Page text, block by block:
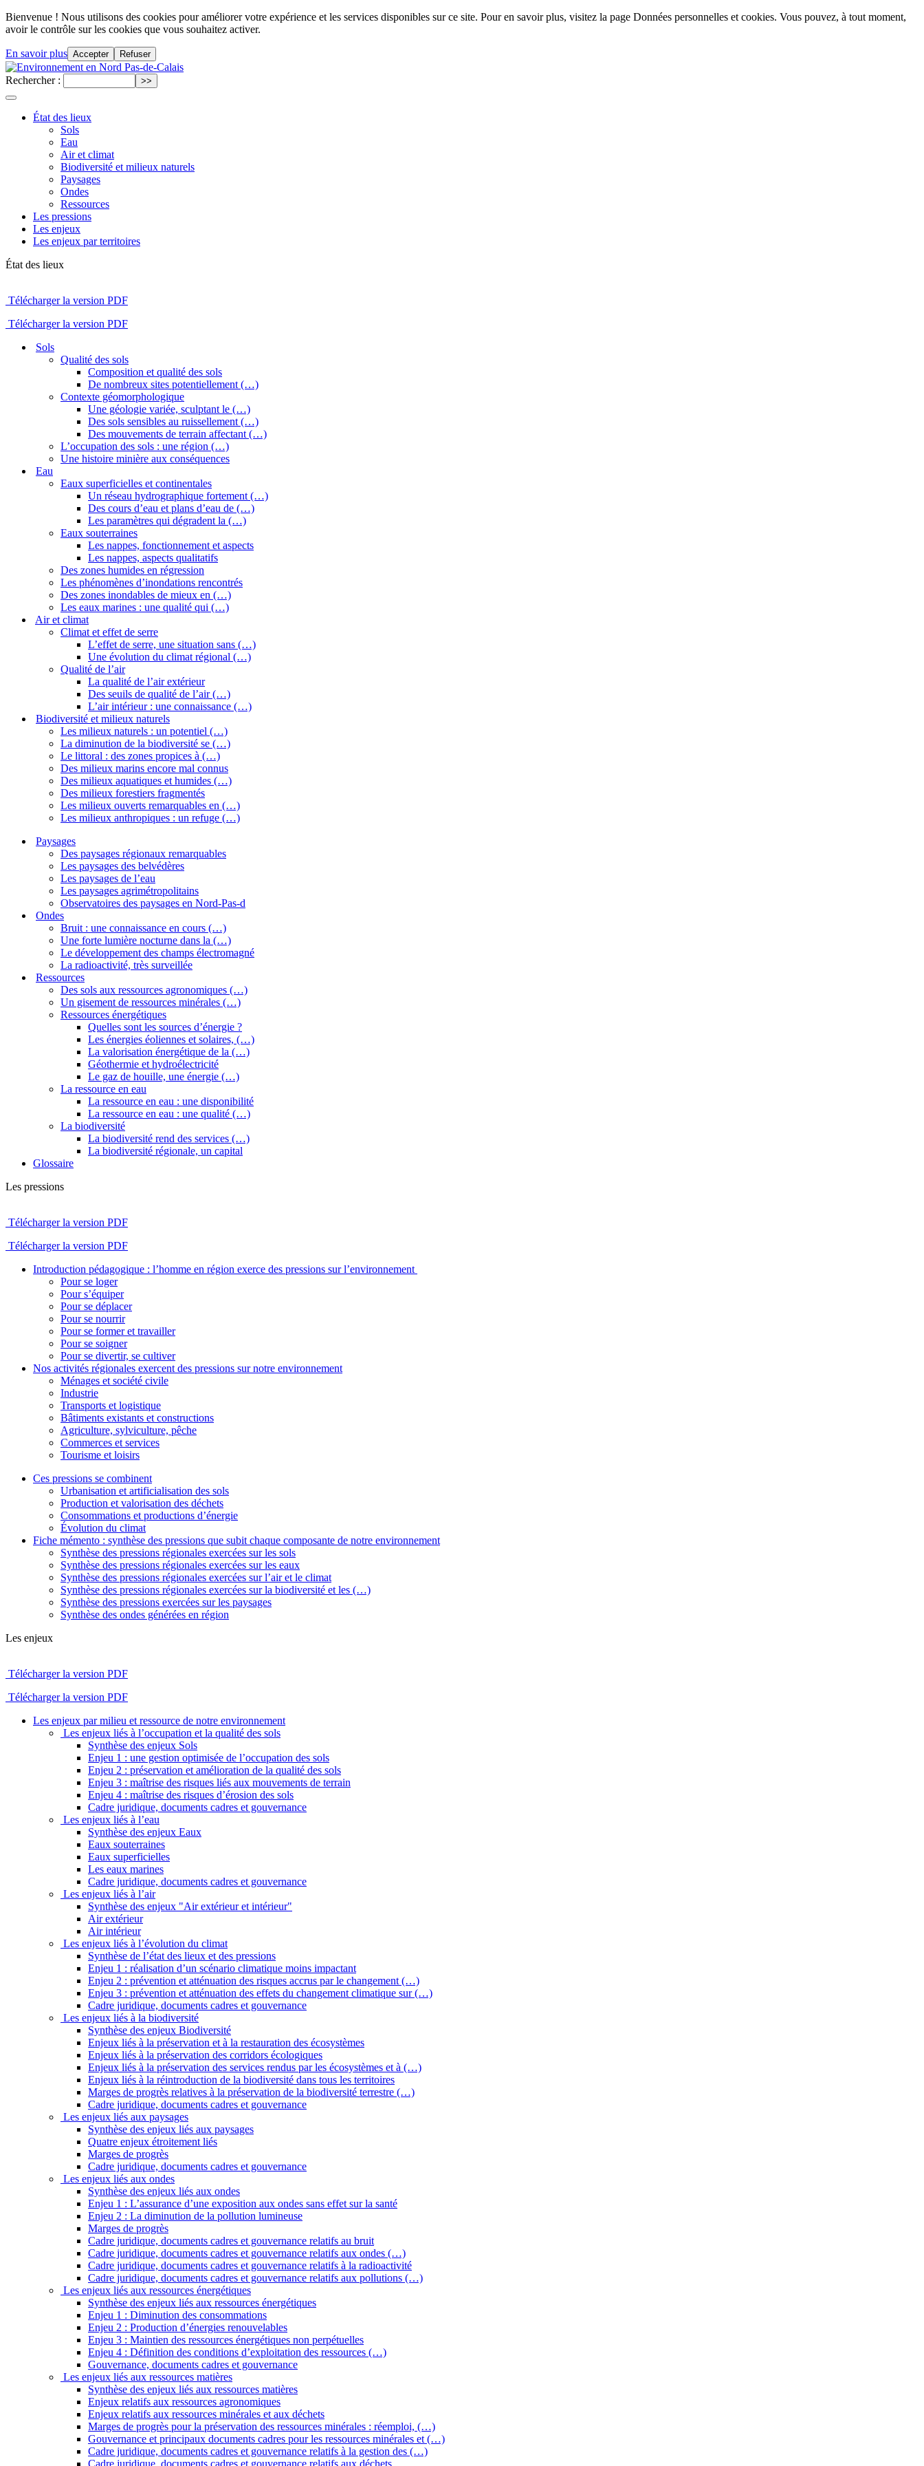
Bienvenue ! Nous utilisons des cookies pour améliorer votre expérience et les services disponibles sur ce site. Pour en savoir plus, visitez la page Données personnelles et cookies. Vous pouvez, à tout moment,
avoir le contrôle sur les cookies que vous souhaitez activer.
En savoir plus Accepter Refuser
Rechercher :
État des lieux
Sols
Eau
Air et climat
Biodiversité et milieux naturels
Paysages
Ondes
Ressources
Les pressions
Les enjeux
Les enjeux par territoires
État des lieux
Télécharger la version PDF
Télécharger la version PDF
Sols
Qualité des sols
Composition et qualité des sols
De nombreux sites potentiellement (…)
Contexte géomorphologique
Une géologie variée, sculptant le (…)
Des sols sensibles au ruissellement (…)
Des mouvements de terrain affectant (…)
L’occupation des sols : une région (…)
Une histoire minière aux conséquences
Eau
Eaux superficielles et continentales
Un réseau hydrographique fortement (…)
Des cours d’eau et plans d’eau de (…)
Les paramètres qui dégradent la (…)
Eaux souterraines
Les nappes, fonctionnement et aspects
Les nappes, aspects qualitatifs
Des zones humides en régression
Les phénomènes d’inondations rencontrés
Des zones inondables de mieux en (…)
Les eaux marines : une qualité qui (…)
Air et climat
Climat et effet de serre
L’effet de serre, une situation sans (…)
Une évolution du climat régional (…)
Qualité de l’air
La qualité de l’air extérieur
Des seuils de qualité de l’air (…)
L’air intérieur : une connaissance (…)
Biodiversité et milieux naturels
Les milieux naturels : un potentiel (…)
La diminution de la biodiversité se (…)
Le littoral : des zones propices à (…)
Des milieux marins encore mal connus
Des milieux aquatiques et humides (…)
Des milieux forestiers fragmentés
Les milieux ouverts remarquables en (…)
Les milieux anthropiques : un refuge (…)
Paysages
Des paysages régionaux remarquables
Les paysages des belvédères
Les paysages de l’eau
Les paysages agrimétropolitains
Observatoires des paysages en Nord-Pas-d
Ondes
Bruit : une connaissance en cours (…)
Une forte lumière nocturne dans la (…)
Le développement des champs électromagné
La radioactivité, très surveillée
Ressources
Des sols aux ressources agronomiques (…)
Un gisement de ressources minérales (…)
Ressources énergétiques
Quelles sont les sources d’énergie ?
Les énergies éoliennes et solaires, (…)
La valorisation énergétique de la (…)
Géothermie et hydroélectricité
Le gaz de houille, une énergie (…)
La ressource en eau
La ressource en eau : une disponibilité
La ressource en eau : une qualité (…)
La biodiversité
La biodiversité rend des services (…)
La biodiversité régionale, un capital
Glossaire
Les pressions
Télécharger la version PDF
Télécharger la version PDF
Introduction pédagogique : l’homme en région exerce des pressions sur l’environnement
Pour se loger
Pour s’équiper
Pour se déplacer
Pour se nourrir
Pour se former et travailler
Pour se soigner
Pour se divertir, se cultiver
Nos activités régionales exercent des pressions sur notre environnement
Ménages et société civile
Industrie
Transports et logistique
Bâtiments existants et constructions
Agriculture, sylviculture, pêche
Commerces et services
Tourisme et loisirs
Ces pressions se combinent
Urbanisation et artificialisation des sols
Production et valorisation des déchets
Consommations et productions d’énergie
Évolution du climat
Fiche mémento : synthèse des pressions que subit chaque composante de notre environnement
Synthèse des pressions régionales exercées sur les sols
Synthèse des pressions régionales exercées sur les eaux
Synthèse des pressions régionales exercées sur l’air et le climat
Synthèse des pressions régionales exercées sur la biodiversité et les (…)
Synthèse des pressions exercées sur les paysages
Synthèse des ondes générées en région
Les enjeux
Télécharger la version PDF
Télécharger la version PDF
Les enjeux par milieu et ressource de notre environnement
Les enjeux liés à l’occupation et la qualité des sols
Synthèse des enjeux Sols
Enjeu 1 : une gestion optimisée de l’occupation des sols
Enjeu 2 : préservation et amélioration de la qualité des sols
Enjeu 3 : maîtrise des risques liés aux mouvements de terrain
Enjeu 4 : maîtrise des risques d’érosion des sols
Cadre juridique, documents cadres et gouvernance
Les enjeux liés à l’eau
Synthèse des enjeux Eaux
Eaux souterraines
Eaux superficielles
Les eaux marines
Cadre juridique, documents cadres et gouvernance
Les enjeux liés à l’air
Synthèse des enjeux "Air extérieur et intérieur"
Air extérieur
Air intérieur
Les enjeux liés à l’évolution du climat
Synthèse de l’état des lieux et des pressions
Enjeu 1 : réalisation d’un scénario climatique moins impactant
Enjeu 2 : prévention et atténuation des risques accrus par le changement (…)
Enjeu 3 : prévention et atténuation des effets du changement climatique sur (…)
Cadre juridique, documents cadres et gouvernance
Les enjeux liés à la biodiversité
Synthèse des enjeux Biodiversité
Enjeux liés à la préservation et à la restauration des écosystèmes
Enjeux liés à la préservation des corridors écologiques
Enjeux liés à la préservation des services rendus par les écosystèmes et à (…)
Enjeux liés à la réintroduction de la biodiversité dans tous les territoires
Marges de progrès relatives à la préservation de la biodiversité terrestre (…)
Cadre juridique, documents cadres et gouvernance
Les enjeux liés aux paysages
Synthèse des enjeux liés aux paysages
Quatre enjeux étroitement liés
Marges de progrès
Cadre juridique, documents cadres et gouvernance
Les enjeux liés aux ondes
Synthèse des enjeux liés aux ondes
Enjeu 1 : L’assurance d’une exposition aux ondes sans effet sur la santé
Enjeu 2 : La diminution de la pollution lumineuse
Marges de progrès
Cadre juridique, documents cadres et gouvernance relatifs au bruit
Cadre juridique, documents cadres et gouvernance relatifs aux ondes (…)
Cadre juridique, documents cadres et gouvernance relatifs à la radioactivité
Cadre juridique, documents cadres et gouvernance relatifs aux pollutions (…)
Les enjeux liés aux ressources énergétiques
Synthèse des enjeux liés aux ressources énergétiques
Enjeu 1 : Diminution des consommations
Enjeu 2 : Production d’énergies renouvelables
Enjeu 3 : Maintien des ressources énergétiques non perpétuelles
Enjeu 4 : Définition des conditions d’exploitation des ressources (…)
Gouvernance, documents cadres et gouvernance
Les enjeux liés aux ressources matières
Synthèse des enjeux liés aux ressources matières
Enjeux relatifs aux ressources agronomiques
Enjeux relatifs aux ressources minérales et aux déchets
Marges de progrès pour la préservation des ressources minérales : réemploi, (…)
Gouvernance et principaux documents cadres pour les ressources minérales et (…)
Cadre juridique, documents cadres et gouvernance relatifs à la gestion des (…)
Cadre juridique, documents cadres et gouvernance relatifs aux déchets